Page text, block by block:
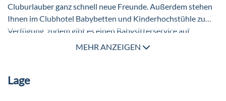
Cluburlauber ganz schnell neue Freunde. Außerdem stehen
Ihnen im Clubhotel Babybetten und Kinderhochstühle zu
Verfügung, zudem gibt es einen Babysitterservice auf
Anfrage (gegen Gebühr).MEHR ANZEIGEN
Lage